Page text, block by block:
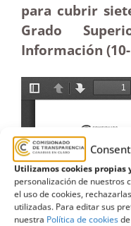
Utilizamos cookies propias
personalización de nuestros
el uso de cookies,
utilizadas. Para editar sus
nuestra Política de cookies
para cubrir
Grado
Información